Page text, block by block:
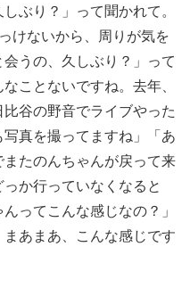
ぶり？」って聞かれて。
けないから、周りが気を
うの、久しぶり？」って
ことないですね。去年、
谷の野音でライブやった
真を撮ってますね」「あ
たのんちゃんが戻って来
か行っていなくなると
ってこんな感じなの？」
あまあ、こんな感じです